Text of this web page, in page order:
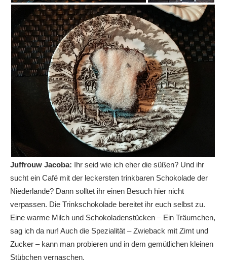
Juffrouw Jacoba: Ihr seid wie ich eher die süßen? Und ihr
sucht ein Café mit der leckersten trinkbaren Schokolade der
Niederlande? Dann solltet ihr einen Besuch hier nicht
verpassen. Die Trinkschokolade bereitet ihr euch selbst zu.
Eine warme Milch und Schokoladenstücken – Ein Träumchen,
sag ich da nur! Auch die Spezialität – Zwieback mit Zimt und
Zucker – kann man probieren und in dem gemütlichen kleinen
Stübchen vernaschen.